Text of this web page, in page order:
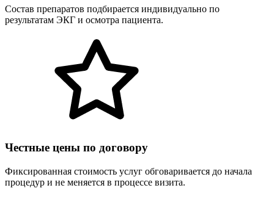
Состав препаратов подбирается индивидуально по
результатам ЭКГ и осмотра пациента.
Честные цены по договору
Фиксированная стоимость услуг обговаривается до начала
процедур и не меняется в процессе визита.